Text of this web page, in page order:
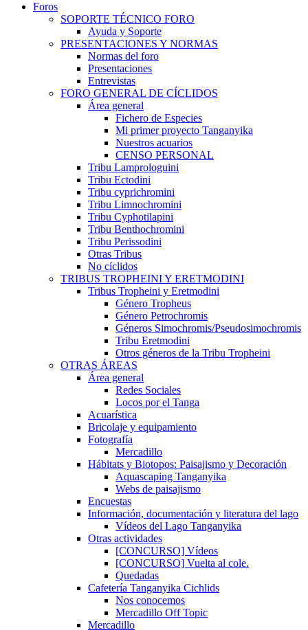
Foros
SOPORTE TÉCNICO FORO
Ayuda y Soporte
PRESENTACIONES Y NORMAS
Normas del foro
Presentaciones
Entrevistas
FORO GENERAL DE CÍCLIDOS
Área general
Fichero de Especies
Mi primer proyecto Tanganyika
Nuestros acuarios
CENSO PERSONAL
Tribu Lamprologuini
Tribu Ectodini
Tribu cyprichromini
Tribu Limnochromini
Tribu Cyphotilapini
Tribu Benthochromini
Tribu Perissodini
Otras Tribus
No cíclidos
TRIBUS TROPHEINI Y ERETMODINI
Tribus Tropheini y Eretmodini
Género Tropheus
Género Petrochromis
Géneros Simochromis/Pseudosimochromis
Tribu Eretmodini
Otros géneros de la Tribu Tropheini
OTRAS ÁREAS
Área general
Redes Sociales
Locos por el Tanga
Acuarística
Bricolaje y equipamiento
Fotografía
Mercadillo
Hábitats y Biotopos: Paisajismo y Decoración
Aquascaping Tanganyika
Webs de paisajismo
Encuestas
Información, documentación y literatura del lago
Vídeos del Lago Tanganyika
Otras actividades
[CONCURSO] Vídeos
[CONCURSO] Vuelta al cole.
Quedadas
Cafetería Tanganyika Cichlids
Nos conocemos
Mercadillo Off Topic
Mercadillo